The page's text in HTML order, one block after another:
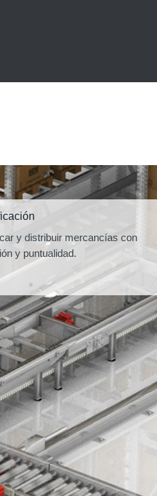
y distribuir mercancías con
y puntualidad.